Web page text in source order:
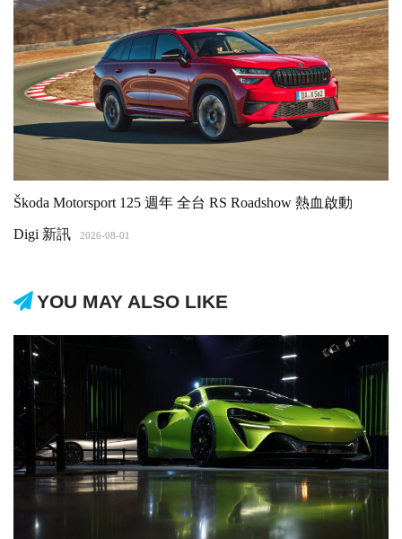
Škoda Motorsport 125 週年 全台 RS Roadshow 熱血啟動
Digi 新訊 2026-08-01
YOU MAY ALSO LIKE